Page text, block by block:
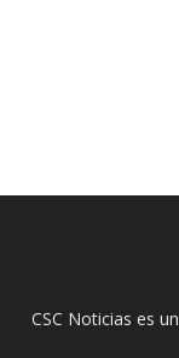
CSC Noticias es